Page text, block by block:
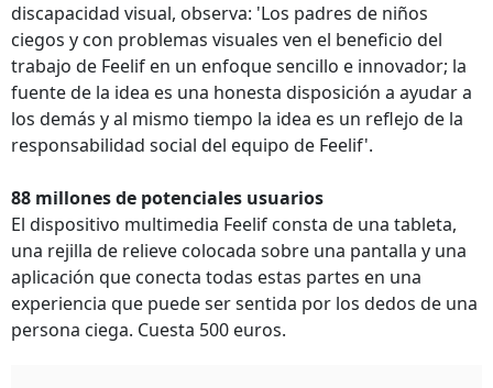
discapacidad visual, observa: 'Los padres de niños
ciegos y con problemas visuales ven el beneficio del
trabajo de Feelif en un enfoque sencillo e innovador; la
fuente de la idea es una honesta disposición a ayudar a
los demás y al mismo tiempo la idea es un reflejo de la
responsabilidad social del equipo de Feelif'.
88 millones de potenciales usuarios
El dispositivo multimedia Feelif consta de una tableta,
una rejilla de relieve colocada sobre una pantalla y una
aplicación que conecta todas estas partes en una
experiencia que puede ser sentida por los dedos de una
persona ciega. Cuesta 500 euros.